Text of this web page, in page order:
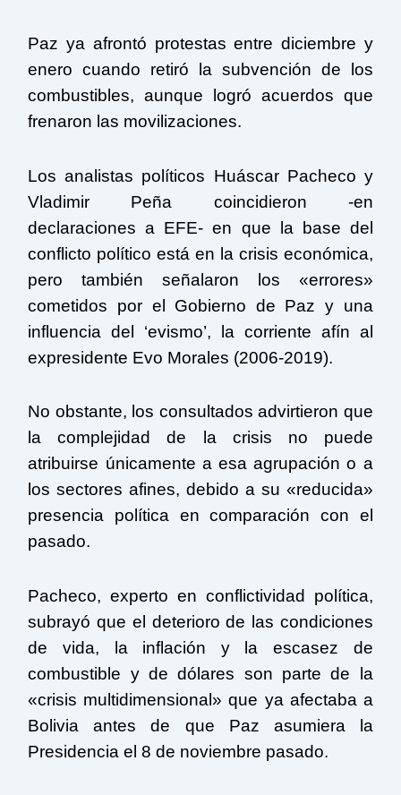
Paz ya afrontó protestas entre diciembre y
enero cuando retiró la subvención de los
combustibles, aunque logró acuerdos que
frenaron las movilizaciones.
Los analistas políticos Huáscar Pacheco y
Vladimir Peña coincidieron -en
declaraciones a EFE- en que la base del
conflicto político está en la crisis económica,
pero también señalaron los «errores»
cometidos por el Gobierno de Paz y una
influencia del ‘evismo’, la corriente afín al
expresidente Evo Morales (2006-2019).
No obstante, los consultados advirtieron que
la complejidad de la crisis no puede
atribuirse únicamente a esa agrupación o a
los sectores afines, debido a su «reducida»
presencia política en comparación con el
pasado.
Pacheco, experto en conflictividad política,
subrayó que el deterioro de las condiciones
de vida, la inflación y la escasez de
combustible y de dólares son parte de la
«crisis multidimensional» que ya afectaba a
Bolivia antes de que Paz asumiera la
Presidencia el 8 de noviembre pasado.